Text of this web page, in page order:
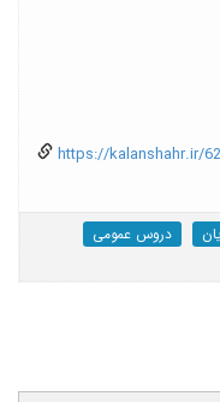
https://kalanshahr.ir/
دروس عمومی